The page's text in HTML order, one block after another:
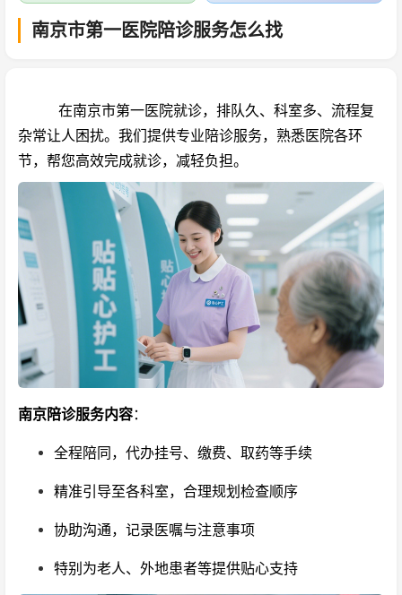
南京市第一医院陪诊服务怎么找
在南京市第一医院就诊，排队久、科室多、流程复
杂常让人困扰。我们提供专业陪诊服务，熟悉医院各环
节，帮您高效完成就诊，减轻负担。
南京陪诊服务内容：
全程陪同，代办挂号、缴费、取药等手续
精准引导至各科室，合理规划检查顺序
协助沟通，记录医嘱与注意事项
特别为老人、外地患者等提供贴心支持